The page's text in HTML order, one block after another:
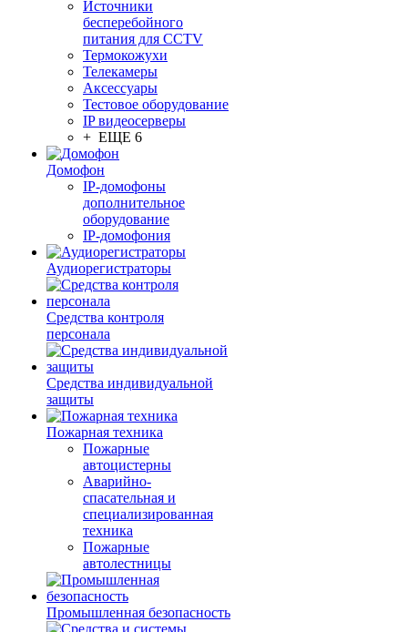
Источники
бесперебойного
питания для CCTV
Термокожухи
Телекамеры
Аксессуары
Тестовое оборудование
IP видеосерверы
+ ЕЩЕ 6
Домофон
IP-домофоны
дополнительное
оборудование
IP-домофония
Аудиорегистраторы
Средства контроля
персонала
Средства индивидуальной
защиты
Пожарная техника
Пожарные
автоцистерны
Аварийно-
спасательная и
специализированная
техника
Пожарные
автолестницы
Промышленная безопасность